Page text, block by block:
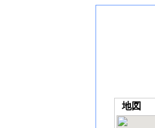
地図